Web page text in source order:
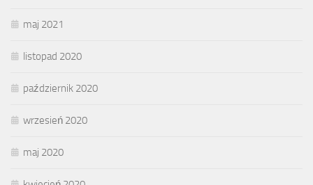
maj 2021
listopad 2020
październik 2020
wrzesień 2020
maj 2020